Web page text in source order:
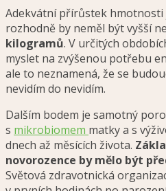
Adekvátní přírůstek hmotnosti
rozhodně by neměl být vyšší
kilogramů. V určitých
myslet na zvýšenou potřebu
ale to neznamená, že se
nevidím do nevidím.
Dalším bodem je samotný
s mikrobiomem matky a s
dnech až měsících života.
novorozence by mělo být
Světová zdravotnická